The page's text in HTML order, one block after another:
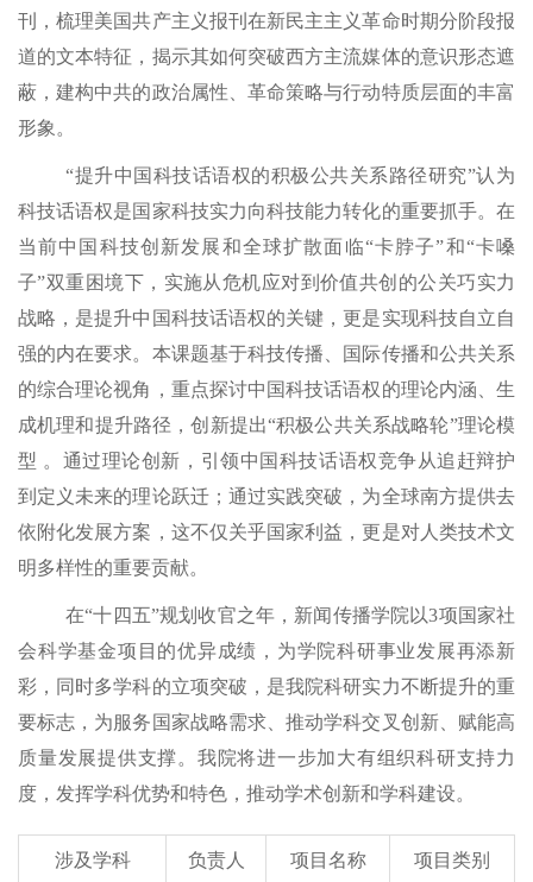
刊，梳理美国共产主义报刊在新民主主义革命时期分阶段报
道的文本特征，揭示其如何突破西方主流媒体的意识形态遮
蔽，建构中共的政治属性、革命策略与行动特质层面的丰富
形象。
“提升中国科技话语权的积极公共关系路径研究”认为
科技话语权是国家科技实力向科技能力转化的重要抓手。在
当前中国科技创新发展和全球扩散面临“卡脖子”和“卡嗓
子”双重困境下，实施从危机应对到价值共创的公关巧实力
战略，是提升中国科技话语权的关键，更是实现科技自立自
强的内在要求。本课题基于科技传播、国际传播和公共关系
的综合理论视角，重点探讨中国科技话语权的理论内涵、生
成机理和提升路径，创新提出“积极公共关系战略轮”理论模
型 。通过理论创新，引领中国科技话语权竞争从追赶辩护
到定义未来的理论跃迁；通过实践突破，为全球南方提供去
依附化发展方案，这不仅关乎国家利益，更是对人类技术文
明多样性的重要贡献。
在“十四五”规划收官之年， 新闻传播学院以3项国家社
会科学基金项目的优异成绩，为学院科研事业发展再添新
彩， 同时多学科的立项突破，是我院科研实力不断提升的重
要标志， 为服务国家战略需求、推动学科交叉创新、赋能高
质量发展提供支撑。 我院将进一步加大有组织科研支持力
度，发挥学科优势和特色，推动学术创新和学科建设。
涉及学科 负责人 项目名称 项目类别